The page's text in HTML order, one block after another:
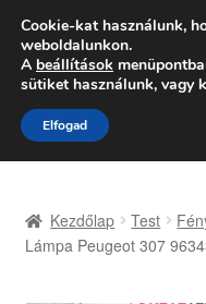
Hétfő-Péntek
Ugrás
a
navigációhoz
Kilépés
a
tartalomba
Adatvédelmi irányelvek
Kezdőlap Test
Lámpa Peugeot 307
Cookie-kat használunk,
weboldalunkon.
A beállítások
sütiket használunk, vagy
Elfogad